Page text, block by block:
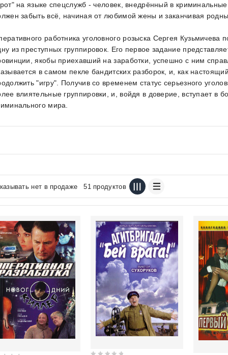
на языке спецслужб - человек, внедрённый в
забыть всё, начиная от любимой жены и заканчивая
работника уголовного розыска Сергея
из преступных группировок. Его первое задание
якобы приехавший на заработки, успешно с ним
в самом пекле бандитских разборок, и, как
"игру". Получив со временем статус серьезного
влиятельные группировки, и, войдя в доверие, вступает в
мира.
нет в продаже 51 продуктов